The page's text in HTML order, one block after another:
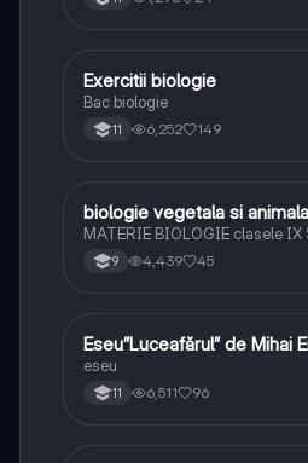
Biologie
Exercitii biologie
Bac biologie
11 6,252 149
Biologie
biologie vegetala si
MATERIE BIOLOGIE clasele IX
9 4,439 45
Limba și literatura română
Eseu”Luceafărul” de Mihai
eseu
11 6,511 96